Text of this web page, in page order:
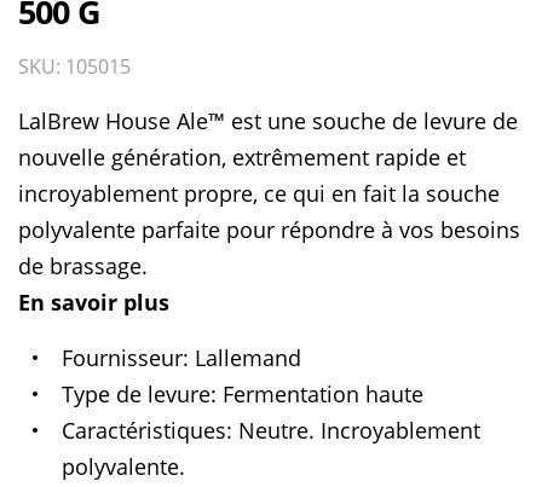
500 G
SKU: 105015
LalBrew House Ale™ est une souche de levure de
nouvelle génération, extrêmement rapide et
incroyablement propre, ce qui en fait la souche
polyvalente parfaite pour répondre à vos besoins
de brassage.
En savoir plus
Fournisseur Lallemand
Type de levure Fermentation haute
Caractéristiques Neutre. Incroyablement
polyvalente.